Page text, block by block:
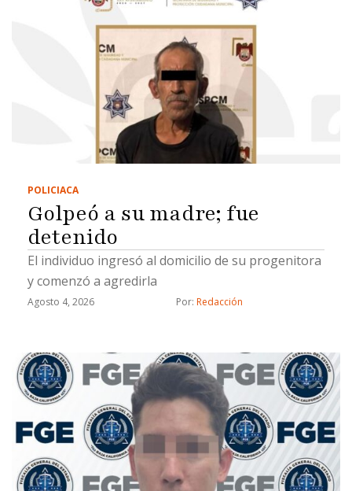
POLICIACA
Golpeó a su madre; fue
detenido
El individuo ingresó al domicilio de su progenitora
y comenzó a agredirla
Agosto 4, 2026 Por: Redacción